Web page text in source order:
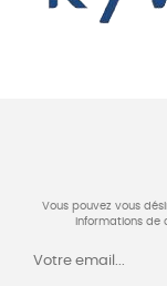
Vous pouvez vous
informations de